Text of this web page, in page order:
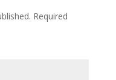
Required